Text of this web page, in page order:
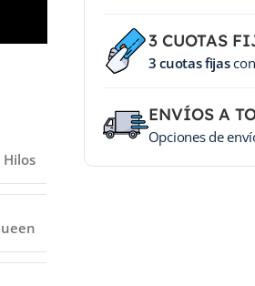
3 CUOTAS
3 cuotas fijas
ENVÍOS A
Opciones de